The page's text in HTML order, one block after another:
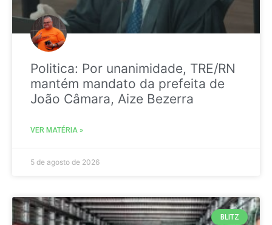
Politica: Por unanimidade, TRE/RN
mantém mandato da prefeita de
João Câmara, Aize Bezerra
VER MATÉRIA »
5 de agosto de 2026
BLITZ